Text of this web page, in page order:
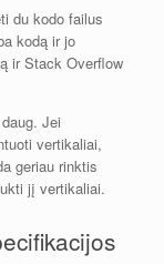
du kodo failus
kodą ir jo
ir Stack Overflow
Jei
vertikaliai,
geriau rinktis
jį vertikaliai.